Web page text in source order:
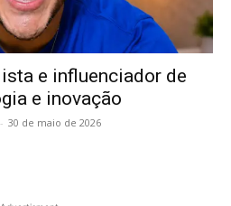
e influenciador de
e inovação
- 30 de maio de 2026